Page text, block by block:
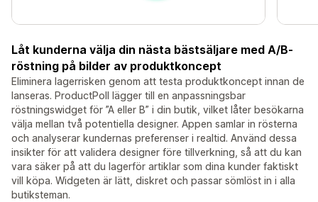
Låt kunderna välja din nästa bästsäljare med A/B-
röstning på bilder av produktkoncept
Eliminera lagerrisken genom att testa produktkoncept innan de
lanseras. ProductPoll lägger till en anpassningsbar
röstningswidget för ”A eller B” i din butik, vilket låter besökarna
välja mellan två potentiella designer. Appen samlar in rösterna
och analyserar kundernas preferenser i realtid. Använd dessa
insikter för att validera designer före tillverkning, så att du kan
vara säker på att du lagerför artiklar som dina kunder faktiskt
vill köpa. Widgeten är lätt, diskret och passar sömlöst in i alla
butiksteman.